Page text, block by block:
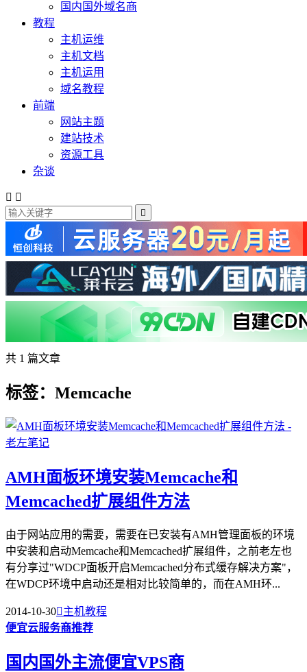
国内国外域名商
教程
主机运维
主机文档
主机运用
域名教程
前端
网站主题
建站技术
资源工具
杂谈
 

共 1 篇文章
标签：Memcache
AMH面板环境安装Memcache和
Memcached扩展组件方法
由于网站应用的需要，需要在已安装有AMH管理面板的环境
中安装和启动Memcache和Memcached扩展组件，之前老左也
有分享过"WDCP面板开启Memcached分布式缓存解决方案"，
在WDCP环境中启动还是相对比较简单的，而在AMH环...
2014-10-30主机教程
便宜云服务商推荐
国内国外主流便宜VPS商